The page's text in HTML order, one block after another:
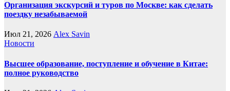
Организация экскурсий и туров по Москве: как сделать
поездку незабываемой
Июл 21, 2026 Alex Savin
Новости
Высшее образование, поступление и обучение в Китае:
полное руководство